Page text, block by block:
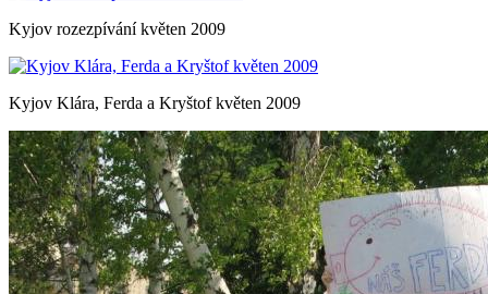
Kyjov rozezpívání květen 2009
Kyjov Klára, Ferda a Kryštof květen 2009